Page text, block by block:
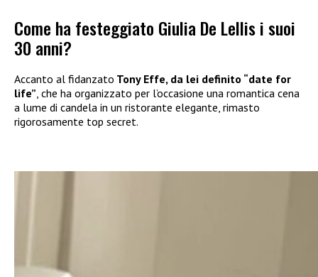
Come ha festeggiato Giulia De Lellis i suoi
30 anni?
Accanto al fidanzato Tony Effe, da lei definito “date for
life” , che ha organizzato per l’occasione una romantica cena
a lume di candela in un ristorante elegante, rimasto
rigorosamente top secret.